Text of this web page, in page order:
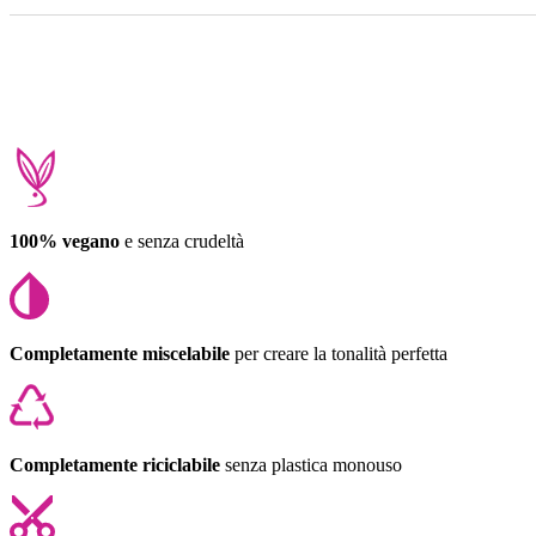
100% vegano e senza crudeltà
Completamente miscelabile per creare la tonalità perfetta
Completamente riciclabile senza plastica monouso